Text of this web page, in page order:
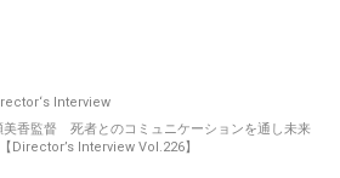
Interview
美香監督 死者とのコミュニケーションを通し未来
Director’s Interview Vol.226】